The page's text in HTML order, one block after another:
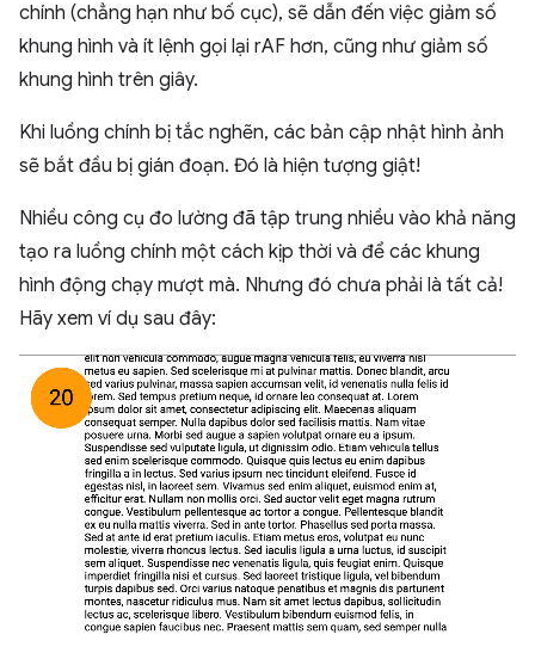
chính (chẳng hạn như bố cục), sẽ dẫn đến việc giảm số
khung hình và ít lệnh gọi lại rAF hơn, cũng như giảm số
khung hình trên giây.
Khi luồng chính bị tắc nghẽn, các bản cập nhật hình ảnh
sẽ bắt đầu bị gián đoạn. Đó là hiện tượng giật!
Nhiều công cụ đo lường đã tập trung nhiều vào khả năng
tạo ra luồng chính một cách kịp thời và để các khung
hình động chạy mượt mà. Nhưng đó chưa phải là tất cả!
Hãy xem ví dụ sau đây: